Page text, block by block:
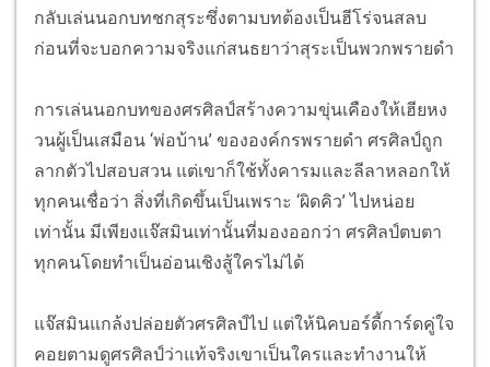
กลับเล่นนอกบทชกสุระซึ่งตามบทต้องเป็นฮีโร่จนสลบ
ก่อนที่จะบอกความจริงแก่สนธยาว่าสุระเป็นพวกพรายดำ
การเล่นนอกบทของศรศิลป์สร้างความขุ่นเคืองให้เฮียหง
วนผู้เป็นเสมือน ‘พ่อบ้าน’ ขององค์กรพรายดำ ศรศิลป์ถูก
ลากตัวไปสอบสวน แต่เขาก็ใช้ทั้งคารมและลีลาหลอกให้
ทุกคนเชื่อว่า สิ่งที่เกิดขึ้นเป็นเพราะ ‘ผิดคิว’ ไปหน่อย
เท่านั้น มีเพียงแจ๊สมินเท่านั้นที่มองออกว่า ศรศิลป์ตบตา
ทุกคนโดยทำเป็นอ่อนเชิงสู้ใครไม่ได้
แจ๊สมินแกล้งปล่อยตัวศรศิลป์ไป แต่ให้นิคบอร์ดี้การ์ดคู่ใจ
คอยตามดูศรศิลป์ว่าแท้จริงเขาเป็นใครและทำงานให้